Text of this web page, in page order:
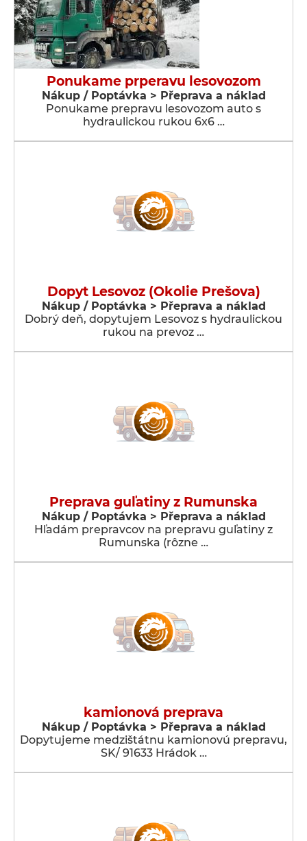
Ponukame prperavu lesovozom
Nákup / Poptávka > Přeprava a náklad
Ponukame prepravu lesovozom auto s
hydraulickou rukou 6x6 …
Dopyt Lesovoz (Okolie Prešova)
Nákup / Poptávka > Přeprava a náklad
Dobrý deň, dopytujem Lesovoz s hydraulickou
rukou na prevoz …
Preprava guľatiny z Rumunska
Nákup / Poptávka > Přeprava a náklad
Hľadám prepravcov na prepravu guľatiny z
Rumunska (rôzne …
kamionová preprava
Nákup / Poptávka > Přeprava a náklad
Dopytujeme medzištátnu kamionovú prepravu,
SK/ 91633 Hrádok …